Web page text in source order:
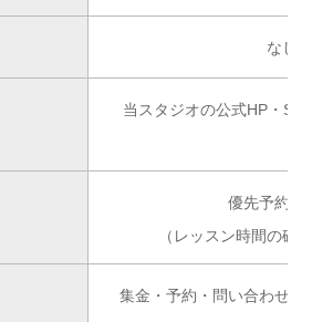
なし
当スタジオの公式HP・
優先予約枠
（レッスン時間の確
集金・予約・問い合わせを